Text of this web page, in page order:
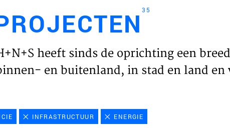
HOME
35
heeft sinds de oprichting een
en buitenland, in stad en land
INFRASTRUCTUUR ENERGIE